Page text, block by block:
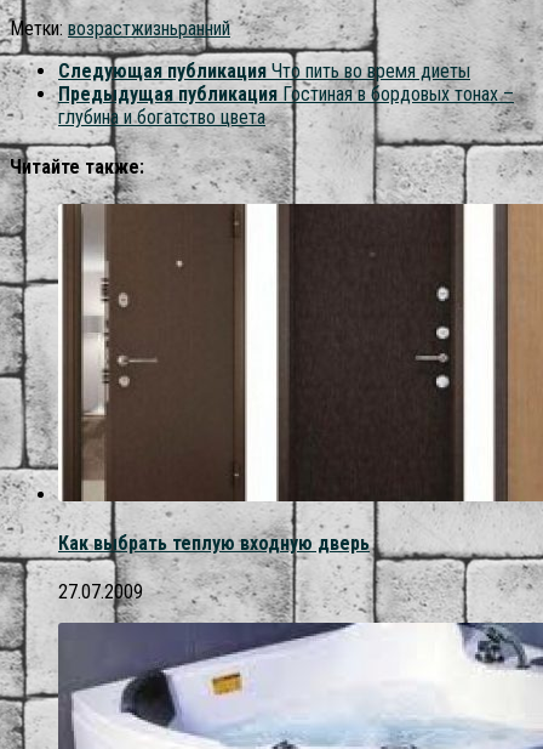
Метки: возрастжизньранний
Следующая публикация Что пить во время диеты
Предыдущая публикация Гостиная в бордовых тонах –
глубина и богатство цвета
Читайте также:
Как выбрать теплую входную дверь
27.07.2009